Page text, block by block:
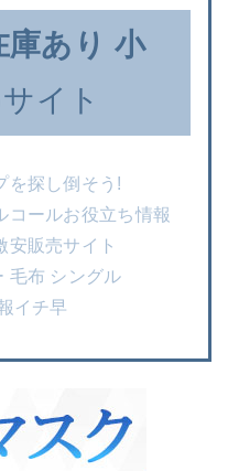
庫あり 小
イト
を探し倒そう!
コールお役立ち情報
安販売サイト
毛布 シングル
イチ早